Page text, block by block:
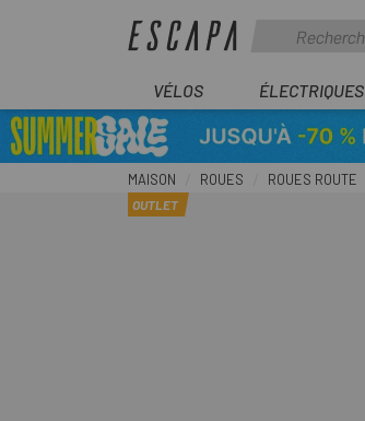
VÉLOS ÉLECTRIQUES
MAISON ROUES ROUES ROUTE
OUTLET